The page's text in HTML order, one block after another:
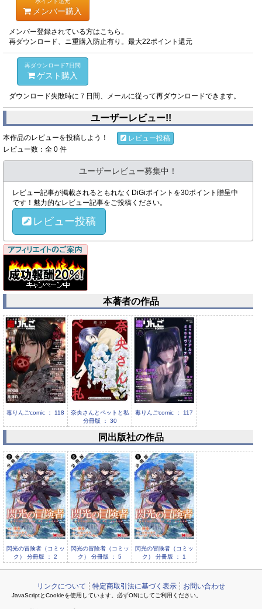
メンバー購入
メンバー登録されている方はこちら。
再ダウンロード、ニ重購入防止有り。最大22ポイント還元
再ダウンロード7日間
ゲスト購入
ダウンロード失敗時に７日間、メールに従って再ダウンロードできます。
ユーザーレビュー!!
本作品のレビューを投稿しよう！
レビュー投稿
レビュー数：全 0 件
ユーザーレビュー募集中！
レビュー記事が掲載されるともれなくDiGiポイントを30ポイント贈呈中
です！魅力的なレビュー記事をご投稿ください。
レビュー投稿
本著者の作品
毒りんごcomic ： 118
奈央さんとペットと私
分冊版 ： 30
毒りんごcomic ： 117
奈央さんとペットと私
分冊版 ： 29
同出版社の作品
閃光の冒険者（コミッ
ク） 分冊版 ： 2
閃光の冒険者（コミッ
ク） 分冊版 ： 5
閃光の冒険者（コミッ
ク） 分冊版 ： 1
リンクについて 特定商取引法に基づく表示 お問い合わせ
JavaScriptとCookieを使用しています。必ずONにしてご利用ください。